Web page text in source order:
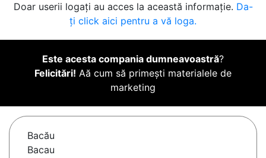
Doar userii logați au acces la această informație. Da-
ți click aici pentru a vă loga.
Este acesta compania dumneavoastră?
Felicitări! Aă cum să primești materialele de
marketing
Bacău
Bacau